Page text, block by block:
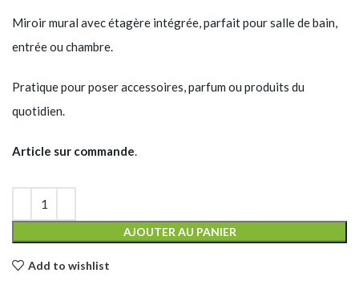
Miroir mural avec étagère intégrée, parfait pour salle de bain,
entrée ou chambre.
Pratique pour poser accessoires, parfum ou produits du
quotidien.
Article sur commande.
AJOUTER AU PANIER
Add to wishlist